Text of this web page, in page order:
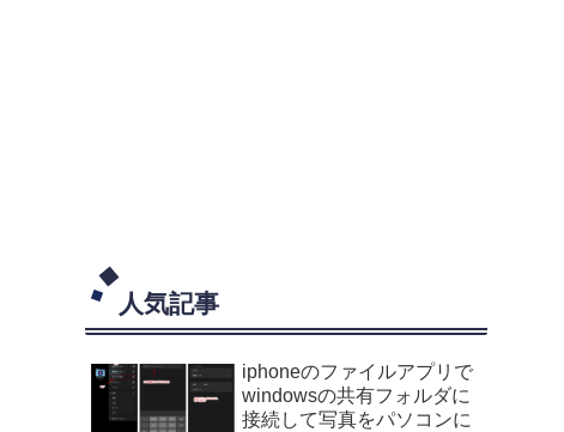
人気記事
iphoneのファイルアプリで
windowsの共有フォルダに
接続して写真をパソコンに